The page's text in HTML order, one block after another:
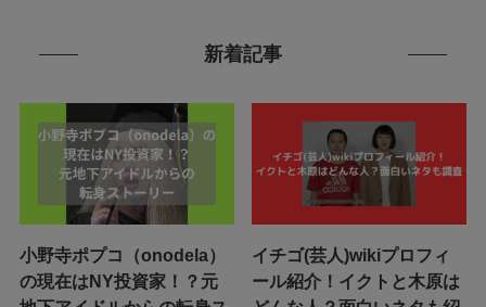
新着記事
小野寺ポプコ（onodela）
の現在はNY投資家！？元
イチゴ(芸人)wikiプロフィ
ール紹介！イクトと木原は